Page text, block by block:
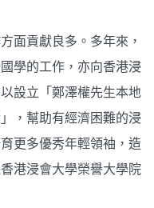
面貢獻良多。多年來，
學的工作，亦向香港浸
設立「鄭澤權先生本地
，幫助有經濟困難的浸
更多優秀年輕領袖，造
港浸會大學榮譽大學院